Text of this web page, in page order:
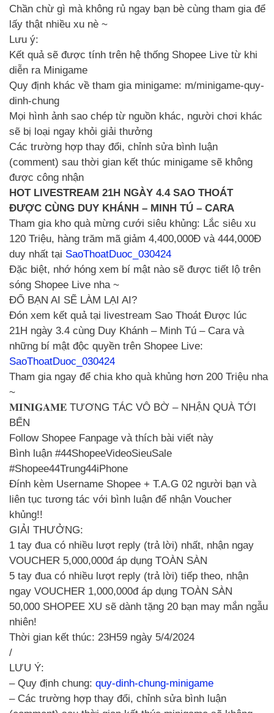
Chần chừ gì mà không rủ ngay bạn bè cùng tham gia để
lấy thật nhiều xu nè ~
Lưu ý:
Kết quả sẽ được tính trên hệ thống Shopee Live từ khi
diễn ra Minigame
Quy định khác về tham gia minigame: m/minigame-quy-
dinh-chung
Mọi hình ảnh sao chép từ nguồn khác, người chơi khác
sẽ bị loại ngay khỏi giải thưởng
Các trường hợp thay đổi, chỉnh sửa bình luận
(comment) sau thời gian kết thúc minigame sẽ không
được công nhận
HOT LIVESTREAM 21H NGÀY 4.4 SAO THOÁT
ĐƯỢC CÙNG DUY KHÁNH – MINH TÚ – CARA
Tham gia kho quà mừng cưới siêu khủng: Lắc siêu xu
120 Triệu, hàng trăm mã giảm 4,400,000Đ và 444,000Đ
duy nhất tại SaoThoatDuoc_030424
Đặc biệt, nhớ hóng xem bí mật nào sẽ được tiết lộ trên
sóng Shopee Live nha ~
ĐỐ BẠN AI SẼ LÀM LẠI AI?
Đón xem kết quả tại livestream Sao Thoát Được lúc
21H ngày 3.4 cùng Duy Khánh – Minh Tú – Cara và
những bí mật độc quyền trên Shopee Live:
SaoThoatDuoc_030424
Tham gia ngay để chia kho quà khủng hơn 200 Triệu nha
~
𝐌𝐈𝐍𝐈𝐆𝐀𝐌𝐄 TƯƠNG TÁC VÔ BỜ – NHẬN QUÀ TỚI
BẾN
Follow Shopee Fanpage và thích bài viết này
Bình luận #44ShopeeVideoSieuSale
#Shopee44Trung44iPhone
Đính kèm Username Shopee + T.A.G 02 người bạn và
liên tục tương tác với bình luận để nhận Voucher
khủng!!
GIẢI THƯỞNG:
1 tay đua có nhiều lượt reply (trả lời) nhất, nhận ngay
VOUCHER 5,000,000đ áp dụng TOÀN SÀN
5 tay đua có nhiều lượt reply (trả lời) tiếp theo, nhận
ngay VOUCHER 1,000,000đ áp dụng TOÀN SÀN
50,000 SHOPEE XU sẽ dành tặng 20 bạn may mắn ngẫu
nhiên!
Thời gian kết thúc: 23H59 ngày 5/4/2024
/
LƯU Ý:
– Quy định chung: quy-dinh-chung-minigame
– Các trường hợp thay đổi, chỉnh sửa bình luận